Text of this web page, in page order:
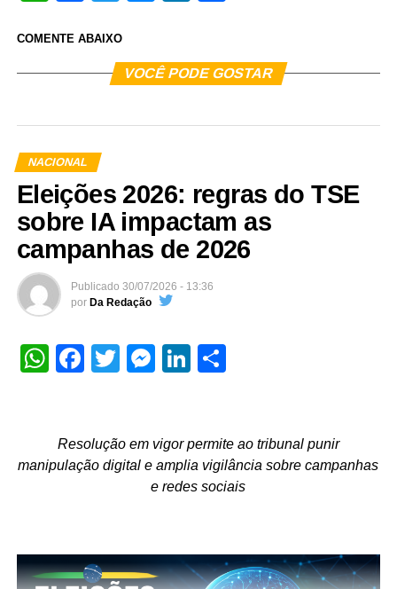
COMENTE ABAIXO
VOCÊ PODE GOSTAR
NACIONAL
Eleições 2026: regras do TSE
sobre IA impactam as
campanhas de 2026
Publicado 30/07/2026 - 13:36
por Da Redação
WhatsApp
Facebook
TwitterMessenger
LinkedIn
Resolução em vigor permite ao tribunal punir
manipulação digital e amplia vigilância sobre campanhas
e redes sociais